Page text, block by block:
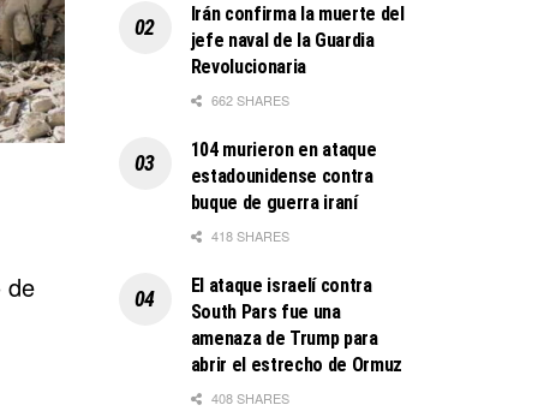
de
Irán confirma la muerte del
jefe naval de la Guardia
Revolucionaria
662 SHARES
104 murieron en ataque
estadounidense contra
buque de guerra iraní
418 SHARES
El ataque israelí contra
South Pars fue una
amenaza de Trump para
abrir el estrecho de Ormuz
408 SHARES